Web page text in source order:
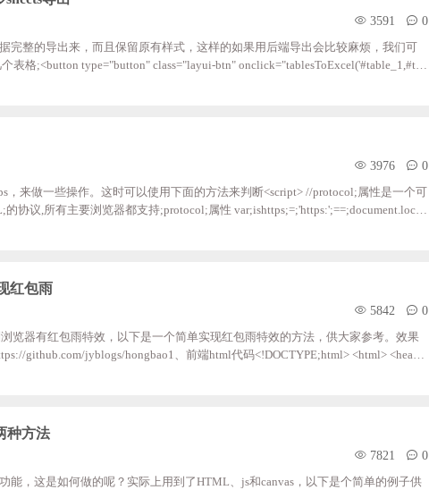
3591 0
完整的导出来，而且保留原有样式，这样的如果用后端导出会比较麻烦，我们可
表格;<button type="button" class="layui-btn" onclick="tablesToExcel('#table_1,#tab
3976 0
来做一些操作。这时可以使用下面的方法来判断<script> //protocol;属性是一个可
协议,所有主要浏览器都支持;protocol;属性 var;ishttps;=;'https:';==;document.locati
红包雨
5842 0
览器有红包雨特效，以下是一个简单实现红包雨特效的方法，供大家参考。效果
github.com/jyblogs/hongbao1、前端html代码<!DOCTYPE;html> <html> <head>
种方法
7821 0
能，这是如何做的呢？实际上用到了HTML、js和canvas，以下是个简单的例子供